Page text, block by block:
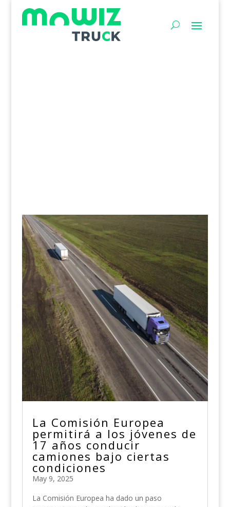
La Comisión Europea
permitirá a los jóvenes de
17 años conducir
camiones bajo ciertas
condiciones
May 9, 2025
La Comisión Europea ha dado un paso